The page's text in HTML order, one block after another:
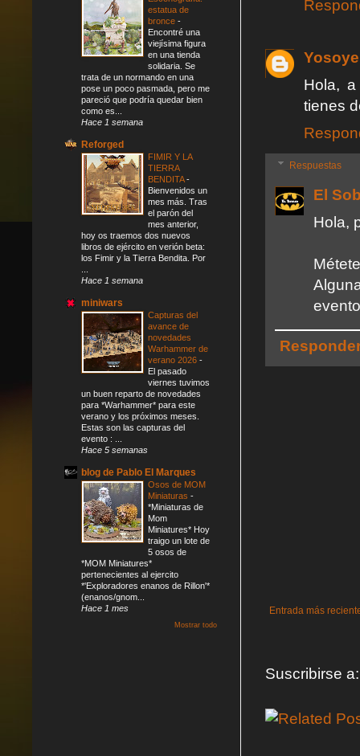
Hola,
tienes
Respuestas
El
Hola,
Entrada más
Suscribirse
estatua de
bronce -
Encontré una
viejísima figura
en una tienda
solidaria. Se
trata de un normando en una
pose un poco pasmada, pero me
pareció que podría quedar bien
como es...
Hace 1 semana
Reforged
FIMIR Y LA
TIERRA
BENDITA-
Bienvenidos un
mes más. Tras
el parón del
mes anterior,
hoy os traemos dos nuevos
libros de ejército en verión beta:
los Fimir y la Tierra Bendita. Por
Hace 1 semana
miniwars
Capturas del
avance de
novedades
Warhammer de
verano 2026 -
El pasado
viernes tuvimos
un buen reparto de novedades
para *Warhammer* para este
verano y los próximos meses.
Estas son las capturas del
evento : ...
Hace 5 semanas
blog de Pablo El Marques
Osos de MOM
Miniaturas -
*Miniaturas de
Mom
Miniatures* Hoy
traigo un lote de
5 osos de
*MOM Miniatures*
pertenecientes al ejercito
*'Exploradores enanos de Rillon'*
(enanos/gnom...
Hace 1 mes
Mostrar todo